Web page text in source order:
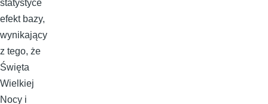
statystyce
efekt bazy,
wynikający
z tego, że
Święta
Wielkiej
Nocy i